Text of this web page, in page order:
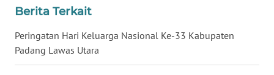
Berita Terkait
Peringatan Hari Keluarga Nasional Ke-33 Kabupaten
Padang Lawas Utara
WN
KARAWANG